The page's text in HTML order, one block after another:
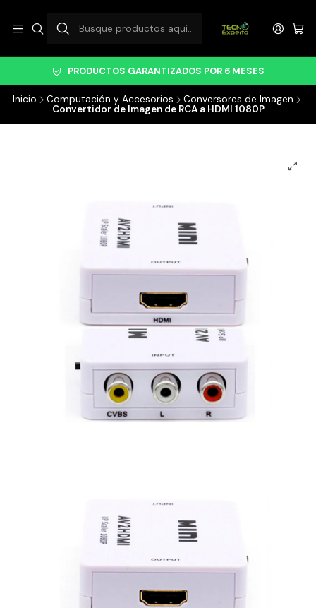
PRODUCTOS GARANTIZADOS POR 6 MESES
Inicio Computación y Accesorios
Conversores de Imagen
Convertidor de Imagen de RCA a HDMI 1080P